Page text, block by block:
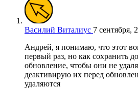
Василий Виталиус 7 сентября,
Андрей, я понимаю, что этот
первый раз, но как сохранить
обновление, чтобы они не
деактивирую их перед
удаляются